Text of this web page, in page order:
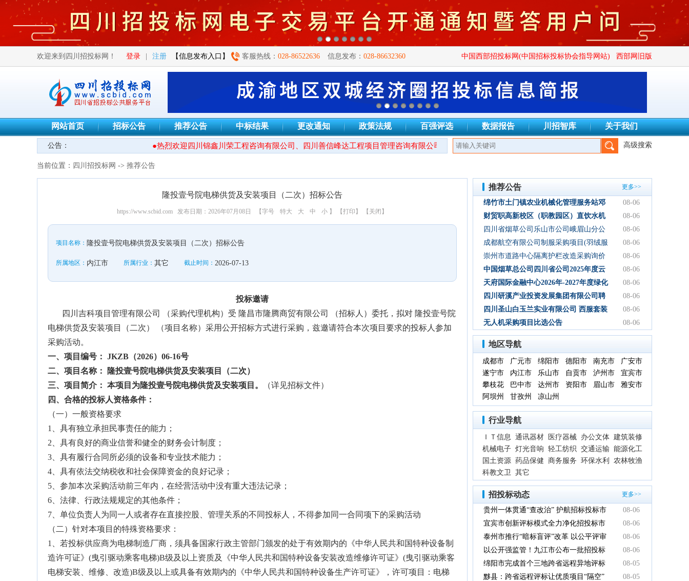
欢迎来到四川招投标网！ 登录 注册 【信息发布入口】 客服热线： 028-86522636 信息发布： 028-86632360 中国西部招投标网(中国招标投标协会指导网站) 西部网旧版
网站首页 招标公告 推荐公告 中标结果 更改通知 政策法规 百强评选 数据报告 川招智库 关于我们
公告： ●热烈欢迎四川锦鑫川荣工程咨询有限公司、四川善信峰达工程项目管理咨询有限公司、四川衡信建设项目管理有限公司、四川正汇恒招标代理有限公司、四川
高级搜索
当前位置： 四川招投标网 -> 推荐公告
隆投壹号院电梯供货及安装项目（二次）招标公告
https://www.scbid.com 发布日期：2026年07月08日 【字号 特大 大 中 小 】 【打印】 【关闭】
项目名称： 隆投壹号院电梯供货及安装项目（二次）招标公告
所属地区： 内江市 所属行业： 其它 截止时间： 2026-07-13
投标邀请
四川吉科项目管理有限公司 （采购代理机构）受 隆昌市隆腾商贸有限公司 （招标人）委托，拟对 隆投壹号院
电梯供货及安装项目（二次） （项目名称）采用公开招标方式进行采购，兹邀请符合本次项目要求的投标人参加
采购活动。
一、 项目 编号： JKZB（2026）06-16号
二、 项目名称 ：
隆投壹号院电梯供货及安装项目（二次）
三、 项目简介： 本项目为隆投壹号院电梯供货及安装项目。
（详见招标文件）
四、 合格的投标人资格条件：
（一）一般资格要求
1、具有独立承担民事责任的能力；
2、具有良好的商业信誉和健全的财务会计制度；
3、具有履行合同所必须的设备和专业技术能力；
4、具有依法交纳税收和社会保障资金的良好记录；
5、参加本次采购活动前三年内，在经营活动中没有重大违法记录；
6、法律、行政法规规定的其他条件；
7、单位负责人为同一人或者存在直接控股、管理关系的不同投标人，不得参加同一合同项下的采购活动
（二）针对本项目的特殊资格要求：
1、若投标供应商为电梯制造厂商，须具备国家行政主管部门颁发的处于有效期内的《中华人民共和国特种设备制
造许可证》(曳引驱动乘客电梯)B级及以上资质及《中华人民共和国特种设备安装改造维修许可证》(曳引驱动乘客
电梯安装、维修、改造)B级及以上或具备有效期内的《中华人民共和国特种设备生产许可证》，许可项目：电梯
推荐公告 更多>>
绵竹市土门镇农业机械化管理服务站邓
林加油站双层管线隐患整改项目结果公
示
08-06
财贸职高新校区（职教园区）直饮水机
设备采购项目采购公告
08-06
四川省烟草公司乐山市公司峨眉山分公
司2026年-2027年食堂食材购买服务-询比
采购公告
08-06
成都航空有限公司制服采购项目(羽绒服
类)成交结果公告
08-06
崇州市道路中心隔离护栏改造采购询价
通知
08-06
中国烟草总公司四川省公司2025年度云
平台扩容项目（第三次） 中标候选人公
示
08-06
天府国际金融中心2026年-2027年度绿化
养护服务采购项目比选公告
08-06
四川研溪产业投资发展集团有限公司聘
请第三方服务机构开展贸易业务票据、
国内信用证结算服务结果公告
08-06
四川圣山白玉兰实业有限公司 西服套装
成品采购竞争性磋商公告
08-06
无人机采购项目比选公告
08-06
地区导航
成都市 广元市 绵阳市 德阳市 南充市
广安市
遂宁市
内江市 乐山市 自贡市 泸州市
宜宾市
攀枝花
巴中市 达州市 资阳市 眉山市
雅安市
阿坝州
甘孜州 凉山州
行业导航
ＩＴ信息 通讯器材 医疗器械 办公文体 建筑装修
机械电子 灯光音响 轻工纺织 交通运输 能源化工
国土资源 药品保健 商务服务 环保水利
农林牧渔
科教文卫 其它
招投标动态 更多>>
贵州一体贯通“查改治” 护航招标投标市
场规范健康发展
08-06
宜宾市创新评标模式全力净化招投标市
场环境
08-06
泰州市推行“暗标盲评”改革 以公平评审
推动政府采购提质增效
08-06
以公开强监管！九江市公布一批招投标
领域系统整治典型案例
08-06
绵阳市完成首个三地跨省远程异地评标
项目
08-05
黟县：跨省远程评标让优质项目“隔空”
08-05